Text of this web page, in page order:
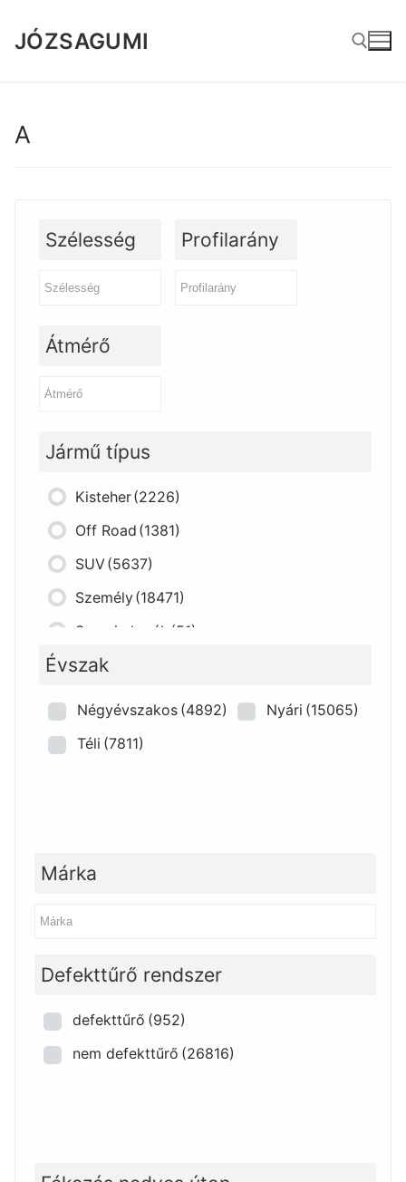
tartalomra
JÓZSAGUMI
A
Szélesség Profilarány
Átmérő
Jármű típus
Kisteher(2226)
Off Road (1381)
SUV(5637)
Személy(18471)
Szerviz kerék (51)
Évszak
Négyévszakos (4892) Nyári (15065)
Téli (7811)
Márka
Defekttűrő rendszer
defekttűrő (952)
nem defekttűrő (26816)